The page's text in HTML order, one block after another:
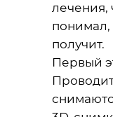
лечения,
понимал,
получит.
Первый